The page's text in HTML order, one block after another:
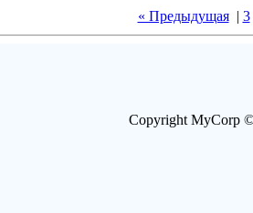
« Предыдущая| 3
Copyright MyCorp